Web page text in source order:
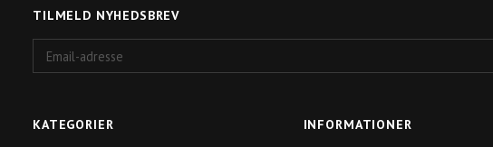
TILMELD NYHEDSBREV
adresse
KATEGORIER INFORMATIONER